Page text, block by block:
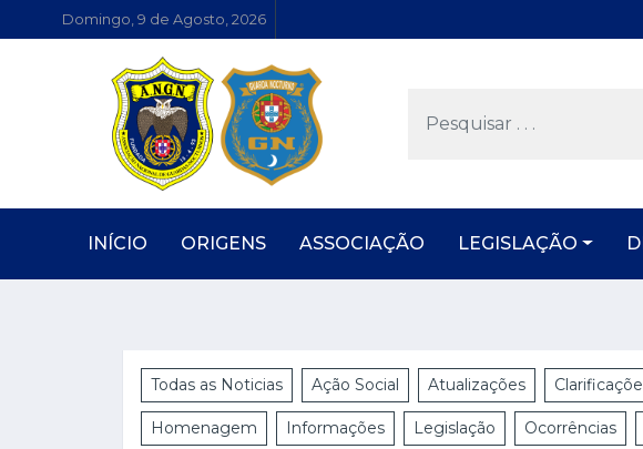
Domingo, 9 de Agosto, 2026
INÍCIO ORIGENS ASSOCIAÇÃO LEGISLAÇÃO
Todas as Noticias Ação Social Atualizações
Homenagem Informações Legislação Ocorrências